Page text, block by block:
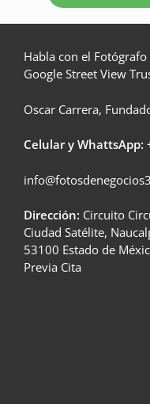
Habla con el
Google Street View
Oscar Carrera,
Celular y WhattsApp:
Dirección: Circuito
Ciudad Satélite,
53100 Estado de
Previa Cita